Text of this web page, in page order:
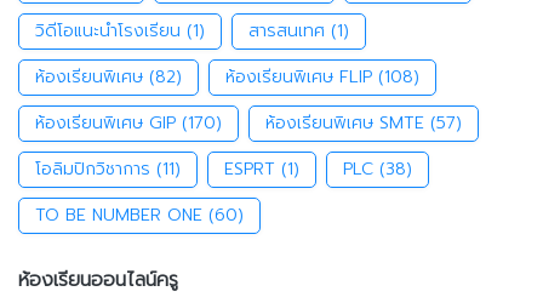
วิดีโอแนะนำโรงเรียน (1) สารสนเทศ (1)
ห้องเรียนพิเศษ (82) ห้องเรียนพิเศษ FLIP (108)
ห้องเรียนพิเศษ GIP (170) ห้องเรียนพิเศษ SMTE (57)
โอลิมปิกวิชาการ (11) ESPRT (1) PLC (38)
TO BE NUMBER ONE (60)
ห้องเรียนออนไลน์ครู